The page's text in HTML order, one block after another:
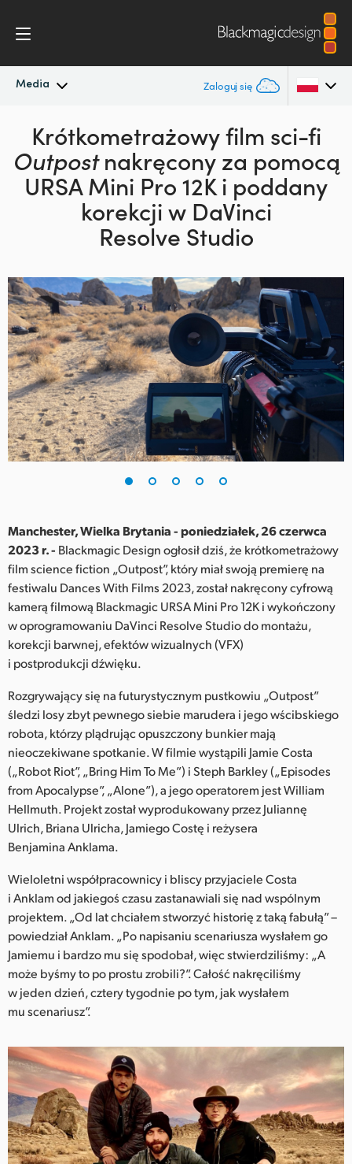
Media Zaloguj się
Najnowsze wiadomości
Archiwum wiadomości
Zdjęcia prasowe
Argentina
Australia
Austria
China
Denmark
Finland
France
Germany
Italy
Japan
Korea
Malaysia
Netherlands
New Zealand
Norway
Polska
Portugal
Singapore
South Africa
Spain
Sweden
Chinese Taipei
Turkey
UAE
Ukraine
United Kingdom
Krótkometrażowy film sci-fi
Outpost nakręcony za pomocą
URSA Mini Pro 12Ki poddany
korekcji w DaVinci
Resolve Studio
Manchester, Wielka Brytania - poniedziałek, 26 czerwca
2023 r. - Blackmagic Design ogłosił dziś, że krótkometrażowy
film science fiction „Outpost”, który miał swoją premierę na
festiwalu Dances With Films 2023, został nakręcony cyfrową
kamerą filmową Blackmagic URSA Mini Pro 12K i wykończony
w oprogramowaniu DaVinci Resolve Studio do montażu,
korekcji barwnej, efektów wizualnych (VFX)
i postprodukcji dźwięku.
Rozgrywający się na futurystycznym pustkowiu „Outpost”
śledzi losy zbyt pewnego siebie marudera i jego wścibskiego
robota, którzy plądrując opuszczony bunkier mają
nieoczekiwane spotkanie. W filmie wystąpili Jamie Costa
(„Robot Riot”, „Bring Him To Me”) i Steph Barkley („Episodes
from Apocalypse”, „Alone”), a jego operatorem jest William
Hellmuth. Projekt został wyprodukowany przez Juliannę
Ulrich, Briana Ulricha, Jamiego Costę i reżysera
Benjamina Anklama.
Wieloletni współpracownicy i bliscy przyjaciele Costa
i Anklam od jakiegoś czasu zastanawiali się nad wspólnym
projektem. „Od lat chciałem stworzyć historię z taką fabułą” –
powiedział Anklam. „Po napisaniu scenariusza wysłałem go
Jamiemu i bardzo mu się spodobał, więc stwierdziliśmy: „A
może byśmy to po prostu zrobili?”. Całość nakręciliśmy
w jeden dzień, cztery tygodnie po tym, jak wysłałem
mu scenariusz”.